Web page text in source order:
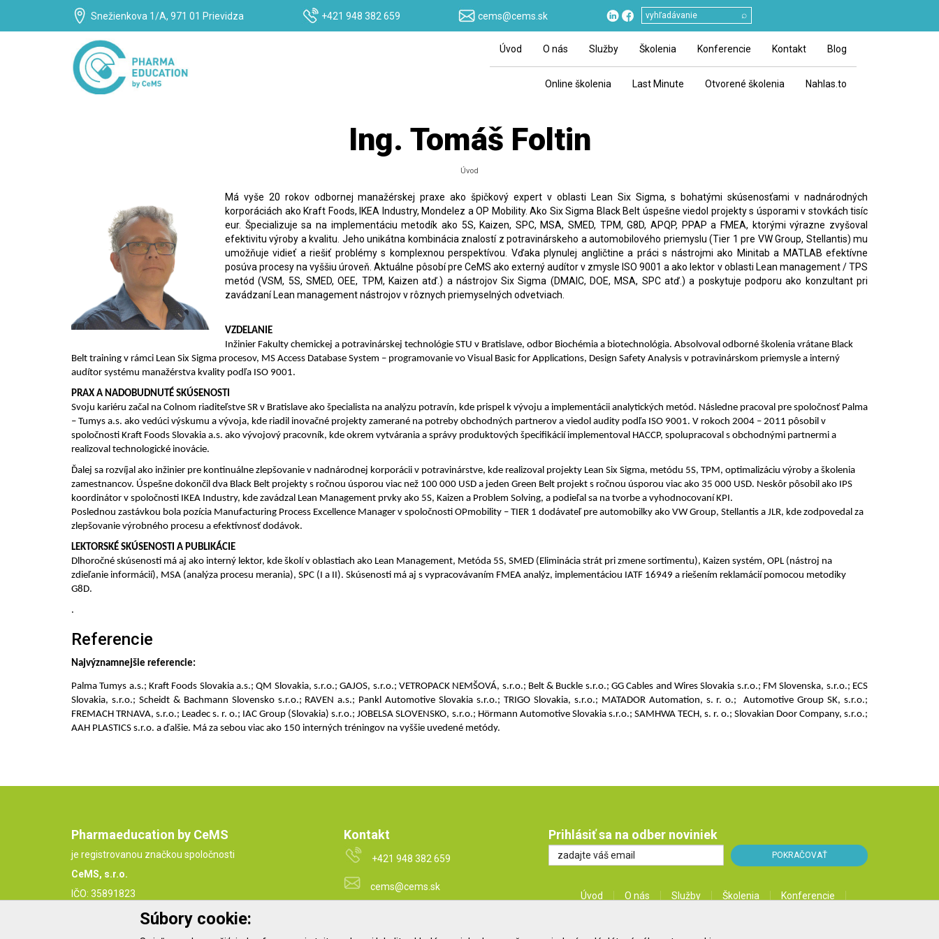
Snežienkova 1/A, 971 01 Prievidza +421 948 382 659 cems@cems.sk ⌕
Úvod O nás Služby Školenia Konferencie Kontakt Blog
Online školenia Last Minute Otvorené školenia Nahlas.to
Ing. Tomáš Foltin
Úvod
Má vyše 20 rokov odbornej manažérskej praxe ako špičkový expert v oblasti Lean Six Sigma, s bohatými skúsenosťami v nadnárodných
korporáciách ako Kraft Foods, IKEA Industry, Mondelez a OP Mobility. Ako Six Sigma Black Belt úspešne viedol projekty s úsporami v stovkách tisíc
eur. Špecializuje sa na implementáciu metodík ako 5S, Kaizen, SPC, MSA, SMED, TPM, G8D, APQP, PPAP a FMEA, ktorými výrazne zvyšoval
efektivitu výroby a kvalitu. Jeho unikátna kombinácia znalostí z potravinárskeho a automobilového priemyslu (Tier 1 pre VW Group, Stellantis) mu
umožňuje vidieť a riešiť problémy s komplexnou perspektívou. Vďaka plynulej angličtine a práci s nástrojmi ako Minitab a MATLAB efektívne
posúva procesy na vyššiu úroveň. Aktuálne pôsobí pre CeMS ako externý audítor v zmysle ISO 9001 a ako lektor v oblasti Lean management / TPS
metód (VSM, 5S, SMED, OEE, TPM, Kaizen atď.) a nástrojov Six Sigma (DMAIC, DOE, MSA, SPC atď.) a poskytuje podporu ako konzultant pri
zavádzaní Lean management nástrojov v rôznych priemyselných odvetviach.
VZDELANIE
Inžinier Fakulty chemickej a potravinárskej technológie STU v Bratislave, odbor Biochémia a biotechnológia. Absolvoval odborné školenia vrátane Black
Belt training v rámci Lean Six Sigma procesov, MS Access Database System – programovanie vo Visual Basic for Applications, Design Safety Analysis v potravinárskom priemysle a interný
audítor systému manažérstva kvality podľa ISO 9001.
PRAX A NADOBUDNUTÉ SKÚSENOSTI
Svoju kariéru začal na Colnom riaditeľstve SR v Bratislave ako špecialista na analýzu potravín, kde prispel k vývoju a implementácii analytických metód. Následne pracoval pre spoločnosť Palma
– Tumys a.s. ako vedúci výskumu a vývoja, kde riadil inovačné projekty zamerané na potreby obchodných partnerov a viedol audity podľa ISO 9001. V rokoch 2004 – 2011 pôsobil v
spoločnosti Kraft Foods Slovakia a.s. ako vývojový pracovník, kde okrem vytvárania a správy produktových špecifikácií implementoval HACCP, spolupracoval s obchodnými partnermi a
realizoval technologické inovácie.
Ďalej sa rozvíjal ako inžinier pre kontinuálne zlepšovanie v nadnárodnej korporácii v potravinárstve, kde realizoval projekty Lean Six Sigma, metódu 5S, TPM, optimalizáciu výroby a školenia
zamestnancov. Úspešne dokončil dva Black Belt projekty s ročnou úsporou viac než 100 000 USD a jeden Green Belt projekt s ročnou úsporou viac ako 35 000 USD. Neskôr pôsobil ako IPS
koordinátor v spoločnosti IKEA Industry, kde zavádzal Lean Management prvky ako 5S, Kaizen a Problem Solving, a podieľal sa na tvorbe a vyhodnocovaní KPI.
Poslednou zastávkou bola pozícia Manufacturing Process Excellence Manager v spoločnosti OPmobility – TIER 1 dodávateľ pre automobilky ako VW Group, Stellantis a JLR, kde zodpovedal za
zlepšovanie výrobného procesu a efektívnosť dodávok.
LEKTORSKÉ SKÚSENOSTI A PUBLIKÁCIE
Dlhoročné skúsenosti má aj ako interný lektor, kde školí v oblastiach ako Lean Management, Metóda 5S, SMED (Eliminácia strát pri zmene sortimentu), Kaizen systém, OPL (nástroj na
zdieľanie informácií), MSA (analýza procesu merania), SPC (I a II). Skúsenosti má aj s vypracovávaním FMEA analýz, implementáciou IATF 16949 a riešením reklamácií pomocou metodiky
G8D.
.
Referencie
Najvýznamnejšie referencie:
Palma Tumys a.s.; Kraft Foods Slovakia a.s.; QM Slovakia, s.r.o.; GAJOS, s.r.o.; VETROPACK NEMŠOVÁ, s.r.o.; Belt & Buckle s.r.o.; GG Cables and Wires Slovakia s.r.o.; FM Slovenska, s.r.o.; ECS
Slovakia, s.r.o.; Scheidt & Bachmann Slovensko s.r.o.; RAVEN a.s.; Pankl Automotive Slovakia s.r.o.; TRIGO Slovakia, s.r.o.; MATADOR Automation, s. r. o.; Automotive Group SK, s.r.o.;
FREMACH TRNAVA, s.r.o.; Leadec s. r. o.; IAC Group (Slovakia) s.r.o.; JOBELSA SLOVENSKO, s.r.o.; Hörmann Automotive Slovakia s.r.o.; SAMHWA TECH, s. r. o.; Slovakian Door Company, s.r.o.;
AAH PLASTICS s.r.o. a ďalšie. Má za sebou viac ako 150 interných tréningov na vyššie uvedené metódy.
Pharmaeducation by CeMS
je registrovanou značkou spoločnosti
CeMS, s.r.o.
IČO: 35891823
IČ DPH: SK2021849049
Kontakt
+421 948 382 659
cems@cems.sk
Prihlásiť sa na odber noviniek
Úvod O nás Služby Školenia
Konferencie
Súbory cookie: